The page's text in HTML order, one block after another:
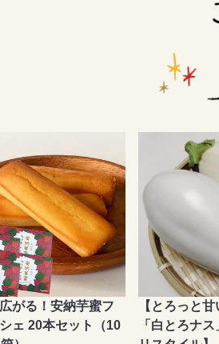
がる！安納芋蜜フ
ェ 20本セット（10
【とろっと
「白とろナ